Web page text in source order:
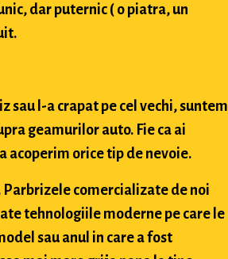
dar puternic ( o piatra, un
l-a crapat pe cel vechi, suntem
geamurilor auto. Fie ca ai
acoperim orice tip de nevoie.
comercializate de noi
tehnologiile moderne pe care le
sau anul in care a fost